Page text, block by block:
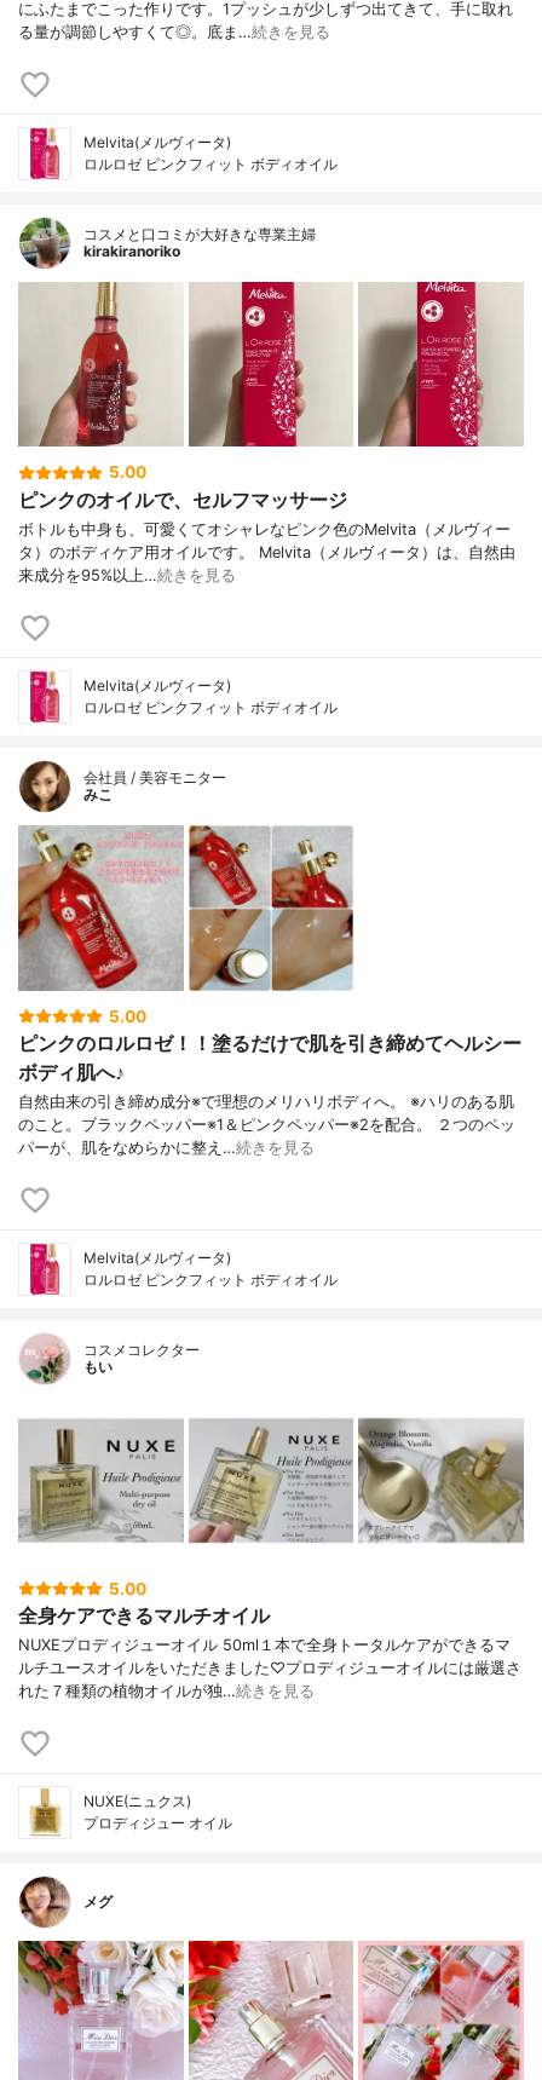
にふたまでこった作りです。1プッシュが少しずつ出てきて、手に取れ
る量が調節しやすくて◎。底ま…続きを見る
Melvita(メルヴィータ)
ロルロゼ ピンクフィット ボディオイル
コスメと口コミが大好きな専業主婦
kirakiranoriko
5.00
ピンクのオイルで、セルフマッサージ
ボトルも中身も、可愛くてオシャレなピンク色のMelvita（メルヴィー
タ）のボディケア用オイルです。 Melvita（メルヴィータ）は、自然由
来成分を95%以上…続きを見る
Melvita(メルヴィータ)
ロルロゼ ピンクフィット ボディオイル
会社員 / 美容モニター
みこ
5.00
ピンクのロルロゼ！！塗るだけで肌を引き締めてヘルシー
ボディ肌へ♪
自然由来の引き締め成分※で理想のメリハリボディへ。 ※ハリのある肌
のこと。ブラックペッパー※1＆ピンクペッパー※2を配合。 ２つのペッ
パーが、肌をなめらかに整え…続きを見る
Melvita(メルヴィータ)
ロルロゼ ピンクフィット ボディオイル
コスメコレクター
もい
5.00
全身ケアできるマルチオイル
NUXEプロディジューオイル 50ml１本で全身トータルケアができるマ
ルチユースオイルをいただきました♡プロディジューオイルには厳選さ
れた７種類の植物オイルが独…続きを見る
NUXE(ニュクス)
プロディジュー オイル
メグ